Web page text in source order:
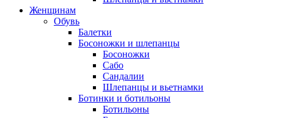
Женщинам
Обувь
Балетки
Босоножки и шлепанцы
Босоножки
Сабо
Сандалии
Шлепанцы и вьетнамки
Ботинки и ботильоны
Ботильоны